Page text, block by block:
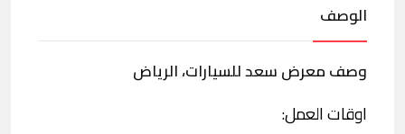
الوصف
وصف معرض سعد للسيارات، الرياض
اوقات العمل: